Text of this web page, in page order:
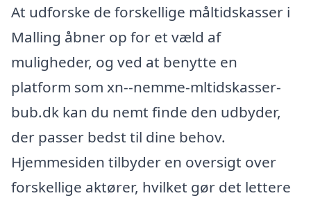
At udforske de forskellige måltidskasser i
Malling åbner op for et væld af
muligheder, og ved at benytte en
platform som xn--nemme-mltidskasser-
bub.dk kan du nemt finde den udbyder,
der passer bedst til dine behov.
Hjemmesiden tilbyder en oversigt over
forskellige aktører, hvilket gør det lettere